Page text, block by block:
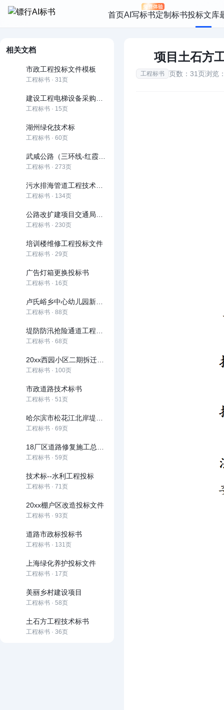
首页AI写标书定制标书投标文库
相关文档
市政工程投标文件模板
工程标书 · 31页
工程标书 · 15页
湖州绿化技术标
工程标书 · 60页
工程标书 · 273页
工程标书 · 134页
工程标书 · 230页
培训楼维修工程投标文件
工程标书 · 29页
广告灯箱更换投标书
工程标书 · 16页
工程标书 · 88页
工程标书 · 68页
工程标书 · 100页
市政道路技术标书
工程标书 · 51页
工程标书 · 69页
工程标书 · 59页
技术标--水利工程投标
工程标书 · 71页
20xx棚户区改造投标文件
工程标书 · 93页
道路市政标投标书
工程标书 · 131页
上海绿化养护投标文件
工程标书 · 17页
美丽乡村建设项目
工程标书 · 58页
土石方工程技术标书
工程标书 · 36页
项目土石方
工程标书 页数：31页浏览